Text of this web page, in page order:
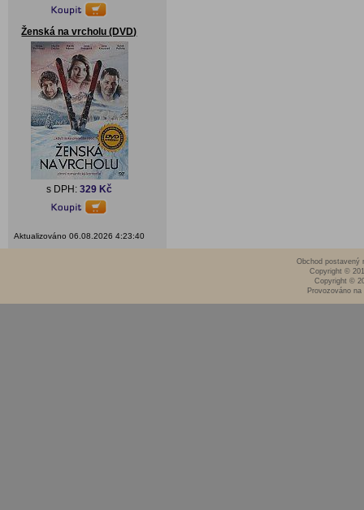
Ženská na vrcholu (DVD)
s DPH: 329 Kč
Aktualizováno 06.08.2026 4:23:40
Obchod postavený
Copyright ©
Copyright ©
Provozováno